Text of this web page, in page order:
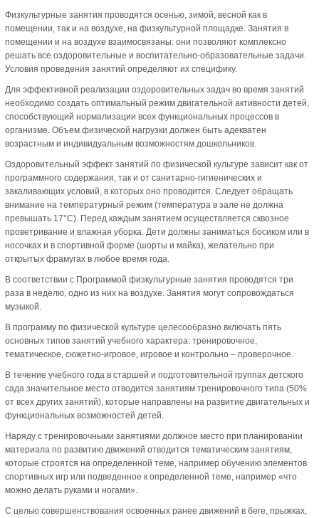
Физкультурные занятия проводятся осенью, зимой, весной как в
помещении, так и на воздухе, на физкультурной площадке. Занятия в
помещении и на воздухе взаимосвязаны: они позволяют комплексно
решать все оздоровительные и воспитательно-образовательные задачи.
Условия проведения занятий определяют их специфику.
Для эффективной реализации оздоровительных задач во время занятий
необходимо создать оптимальный режим двигательной активности детей,
способствующий нормализации всех функциональных процессов в
организме. Объем физической нагрузки должен быть адекватен
возрастным и индивидуальным возможностям дошкольников.
Оздоровительный эффект занятий по физической культуре зависит как от
программного содержания, так и от санитарно-гигиенических и
закаливающих условий, в которых оно проводится. Следует обращать
внимание на температурный режим (температура в зале не должна
превышать 17°С). Перед каждым занятием осуществляется сквозное
проветривание и влажная уборка. Дети должны заниматься босиком или в
носочках и в спортивной форме (шорты и майка), желательно при
открытых фрамугах в любое время года.
В соответствии с Программой физкультурные занятия проводятся три
раза в неделю, одно из них на воздухе. Занятия могут сопровождаться
музыкой.
В программу по физической культуре целесообразно включать пять
основных типов занятий учебного характера: тренировочное,
тематическое, сюжетно-игровое, игровое и контрольно – проверочное.
В течение учебного года в старшей и подготовительной группах детского
сада значительное место отводится занятиям тренировочного типа (50%
от всех других занятий), которые направлены на развитие двигательных и
функциональных возможностей детей.
Наряду с тренировочными занятиями должное место при планировании
материала по развитию движений отводится тематическим занятиям,
которые строятся на определенной теме, например обучению элементов
спортивных игр или подведенное к определенной теме, например «что
можно делать руками и ногами».
С целью совершенствования освоенных ранее движений в беге, прыжках,